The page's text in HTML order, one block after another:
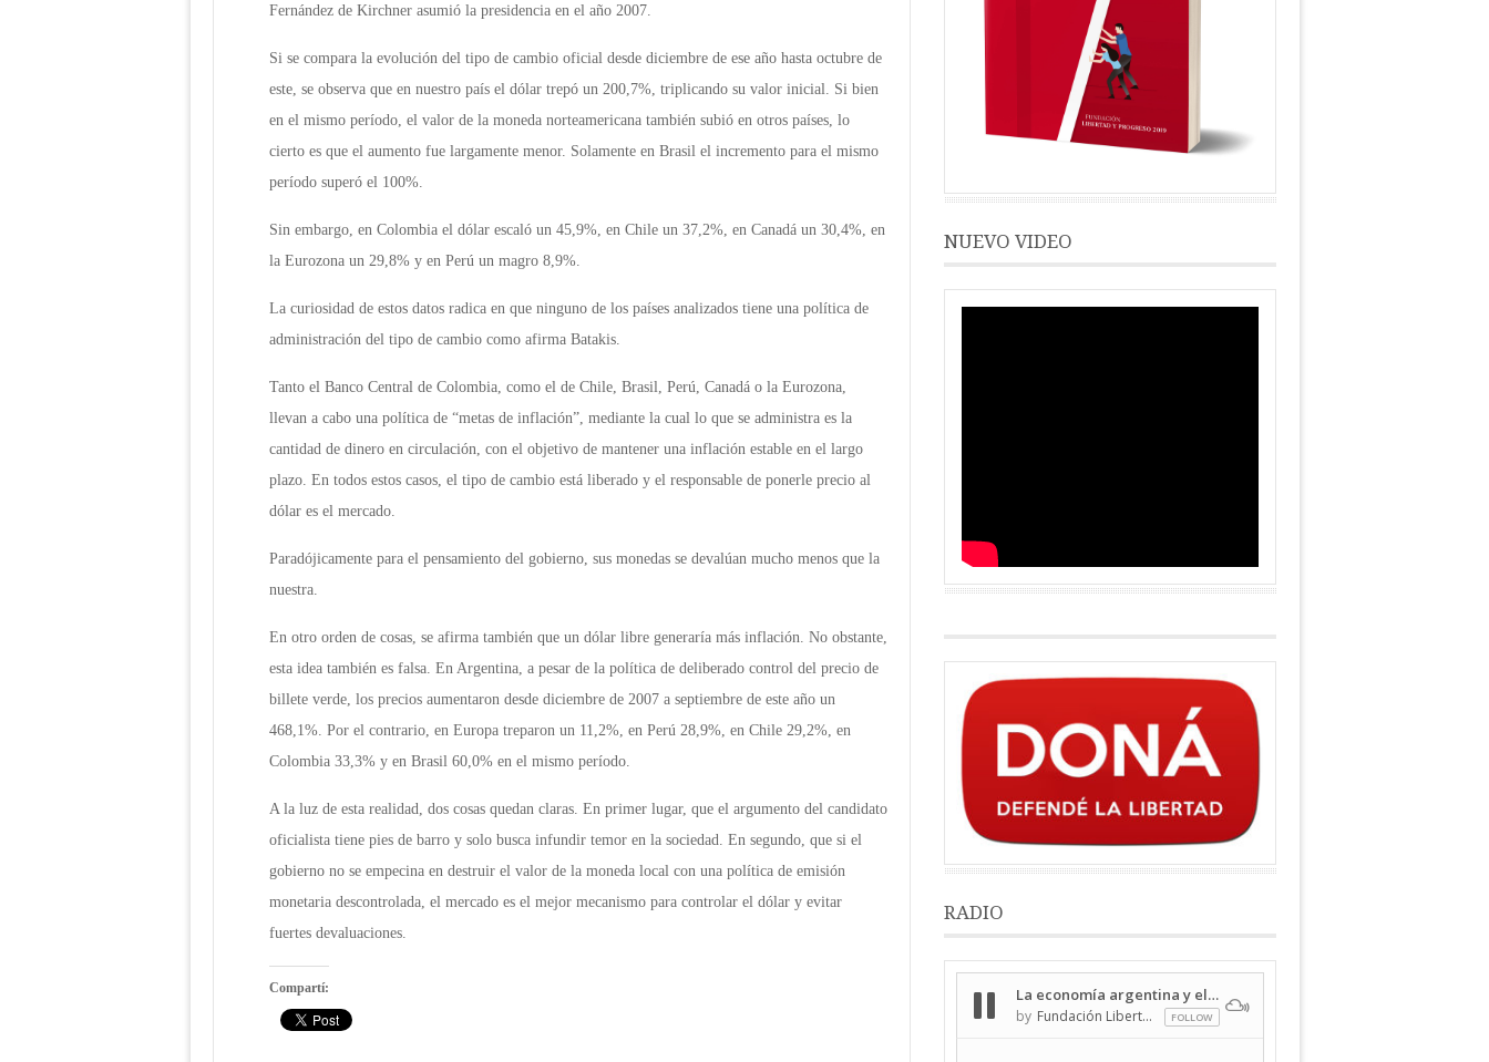
Fernández de Kirchner asumió la presidencia en el año 2007.
Si se compara la evolución del tipo de cambio oficial desde diciembre de ese año hasta octubre de
este, se observa que en nuestro país el dólar trepó un 200,7%, triplicando su valor inicial. Si bien
en el mismo período, el valor de la moneda norteamericana también subió en otros países, lo
cierto es que el aumento fue largamente menor. Solamente en Brasil el incremento para el mismo
período superó el 100%.
Sin embargo, en Colombia el dólar escaló un 45,9%, en Chile un 37,2%, en Canadá un 30,4%, en
la Eurozona un 29,8% y en Perú un magro 8,9%.
La curiosidad de estos datos radica en que ninguno de los países analizados tiene una política de
administración del tipo de cambio como afirma Batakis.
Tanto el Banco Central de Colombia, como el de Chile, Brasil, Perú, Canadá o la Eurozona,
llevan a cabo una política de “metas de inflación”, mediante la cual lo que se administra es la
cantidad de dinero en circulación, con el objetivo de mantener una inflación estable en el largo
plazo. En todos estos casos, el tipo de cambio está liberado y el responsable de ponerle precio al
dólar es el mercado.
Paradójicamente para el pensamiento del gobierno, sus monedas se devalúan mucho menos que la
nuestra.
En otro orden de cosas, se afirma también que un dólar libre generaría más inflación. No obstante,
esta idea también es falsa. En Argentina, a pesar de la política de deliberado control del precio de
billete verde, los precios aumentaron desde diciembre de 2007 a septiembre de este año un
468,1%. Por el contrario, en Europa treparon un 11,2%, en Perú 28,9%, en Chile 29,2%, en
Colombia 33,3% y en Brasil 60,0% en el mismo período.
A la luz de esta realidad, dos cosas quedan claras. En primer lugar, que el argumento del candidato
oficialista tiene pies de barro y solo busca infundir temor en la sociedad. En segundo, que si el
gobierno no se empecina en destruir el valor de la moneda local con una política de emisión
monetaria descontrolada, el mercado es el mejor mecanismo para controlar el dólar y evitar
fuertes devaluaciones.
Compartí:
NUEVO VIDEO
RADIO